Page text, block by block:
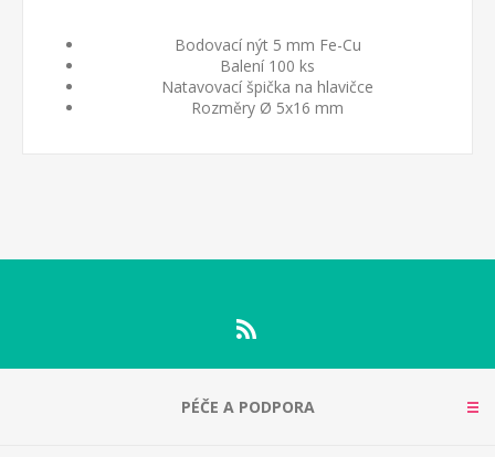
Bodovací nýt 5 mm Fe-Cu
Balení 100 ks
Natavovací špička na hlavičce
Rozměry Ø 5x16 mm
PÉČE A PODPORA